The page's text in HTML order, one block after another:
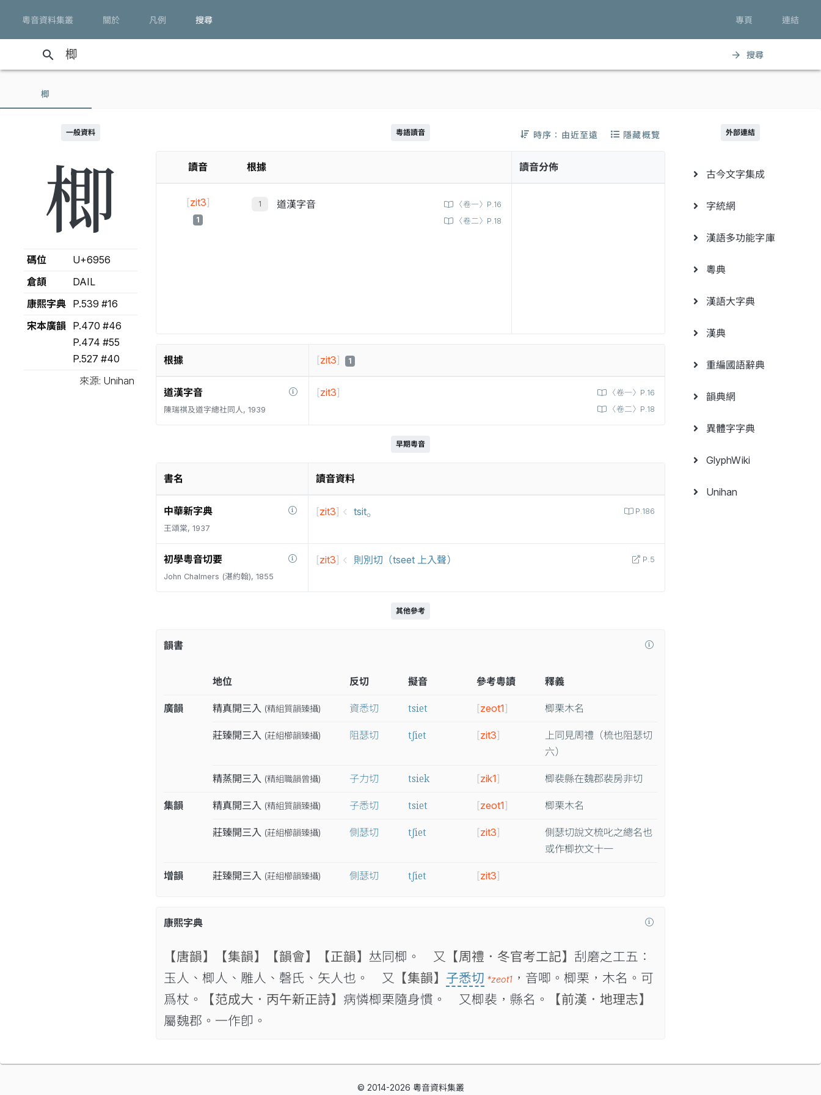
粵音資料集叢 關於 凡例 搜尋 專頁 連結
search arrow_forward 搜尋
楖
一般資料
楖
碼位
U+6956
倉頡
DAIL
康熙字典
P.539 #16
宋本廣韻
P.470 #46
P.474 #55
P.527 #40
來源: Unihan
粵語讀音 時序：由近至遠 隱藏概覽
讀音 根據
[zit3]
1
道漢字音
〈卷一〉P.16
〈卷二〉P.18
讀音分佈
根據 [zit3] 1
道漢字音
陳瑞祺及道字總社同人, 1939
〈卷一〉P.16
〈卷二〉P.18
[zit3]
早期粵音
書名 讀音資料
中華新字典
王頌棠, 1937
P.186
[zit3] tsit⸰
初學粵音切要
John Chalmers (湛約翰), 1855
P.5
[zit3] 則別切（tseet 上入聲）
其他參考
韻書
地位 反切 擬音 參考粵讀 釋義
廣韻 精真開三入 (精組質韻臻攝) 資悉切 tsiet [zeot1] 楖栗木名
莊臻開三入 (莊組櫛韻臻攝) 阻瑟切 tʃiet [zit3]
上同見周禮（梳也阻瑟切
六）
精蒸開三入 (精組職韻曾攝) 子力切 tsiek [zik1] 楖裴縣在魏郡裴房非切
集韻 精真開三入 (精組質韻臻攝) 子悉切 tsiet [zeot1] 楖栗木名
莊臻開三入 (莊組櫛韻臻攝) 側瑟切 tʃiet [zit3]
側瑟切說文梳叱之總名也
或作楖扻文十一
增韻 莊臻開三入 (莊組櫛韻臻攝) 側瑟切 tʃiet [zit3]
康熙字典
【唐韻】 【集韻】 【韻會】 【正韻】 𠀤同楖。 又 【周禮．冬官考工記】 刮磨之工五：
玉人、楖人、雕人、磬氏、矢人也。 又
【集韻】 子悉切 *zeot1 ，音唧。楖栗，木名。可
爲杖。
【范成大．丙午新正詩】 病憐楖栗隨身慣。 又楖裴，縣名。
【前漢．地理志】
屬魏郡。一作卽。
外部連結
古今文字集成
字統網
漢語多功能字庫
粵典
漢語大字典
漢典
重編國語辭典
韻典網
異體字字典
GlyphWiki
Unihan
© 2014-2026 粵音資料集叢